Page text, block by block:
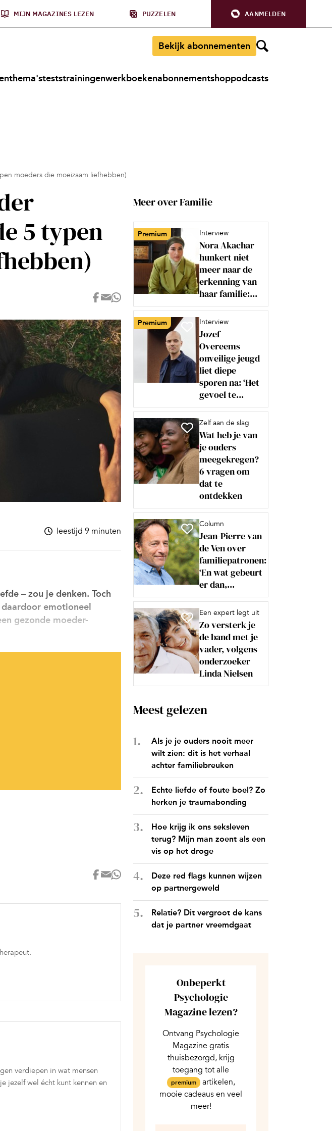
MIJN MAGAZINES LEZEN PUZZELEN AANMELDEN
Bekijk abonnementen
thema'steststrainingenwerkboekenabonnementshoppodcasts
moeders die moeizaam liefhebben)
5 typen
leestijd 9 minuten
– zou je denken. Toch
emotioneel
gezonde moeder-
verdiepen in wat mensen
jezelf wel écht kunt kennen en
Meer over Familie
Premium Interview
Nora Akachar
hunkert niet
meer naar de
erkenning van
haar familie:...
Premium Interview
Jozef
Overeems
onveilige jeugd
liet diepe
sporen na: ‘Het
gevoel te...
Zelf aan de slag
Wat heb je van
je ouders
meegekregen?
6 vragen om
dat te
ontdekken
Column
Jean-Pierre van
de Ven over
familiepatronen:
‘En wat gebeurt
er dan,...
Een expert legt uit
Zo versterk je
de band met je
vader, volgens
onderzoeker
Linda Nielsen
Meest gelezen
Als je je ouders nooit meer
wilt zien: dit is het verhaal
achter familiebreuken
Echte liefde of foute boel? Zo
herken je traumabonding
Hoe krijg ik ons seksleven
terug? Mijn man zoent als een
vis op het droge
Deze red flags kunnen wijzen
op partnergeweld
Relatie? Dit vergroot de kans
dat je partner vreemdgaat
Onbeperkt
Psychologie
Magazine lezen?
Ontvang Psychologie
Magazine gratis
thuisbezorgd, krijg
toegang tot alle
premium artikelen,
mooie cadeaus en veel
meer!